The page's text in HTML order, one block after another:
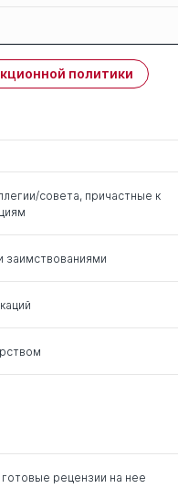
0 6
1 13
политики
совета, причастные к
заимствованиями
рецензии на нее